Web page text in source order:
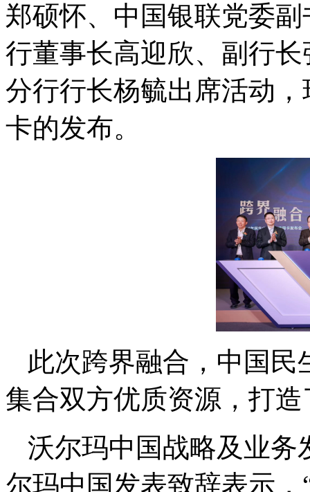
郑硕怀、中国银联党委
行董事长高迎欣、副行
分行行长杨毓出席活动
卡的发布。
此次跨界融合，中国
集合双方优质资源，打
沃尔玛中国战略及业务
尔玛中国发表致辞表示